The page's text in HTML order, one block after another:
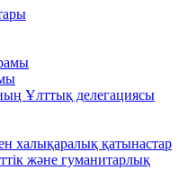
Ұлттық делегациясы
халықаралық қатынастар
және гуманитарлық